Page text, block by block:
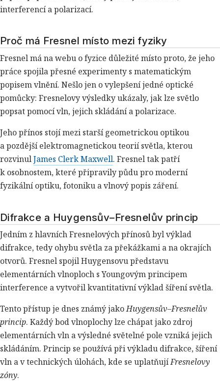
interferencí a polarizací.
Proč má Fresnel místo mezi fyziky
Fresnel má na webu o fyzice důležité místo proto, že jeho
práce spojila přesné experimenty s matematickým
popisem vlnění. Nešlo jen o vylepšení jedné optické
pomůcky: Fresnelovy výsledky ukázaly, jak lze světlo
popsat pomocí vln, jejich skládání a polarizace.
Jeho přínos stojí mezi starší geometrickou optikou
a pozdější elektromagnetickou teorií světla, kterou
rozvinulJames Clerk Maxwell. Fresnel tak patří
k osobnostem, které připravily půdu pro moderní
fyzikální optiku, fotoniku a vlnový popis záření.
Difrakce a Huygensův–Fresnelův princip
Jedním z hlavních Fresnelových přínosů byl výklad
difrakce, tedy ohybu světla za překážkami a na okrajích
otvorů. Fresnel spojil Huygensovu představu
elementárních vlnoploch s Youngovým principem
interference a vytvořil kvantitativní výklad šíření světla.
Tento přístup je dnes známý jakoHuygensův–Fresnelův
princip. Každý bod vlnoplochy lze chápat jako zdroj
elementárních vln a výsledné světelné pole vzniká jejich
skládáním. Princip se používá při výkladu difrakce, šíření
vln a v technických úlohách, kde se uplatňujíFresnelovy
zóny.